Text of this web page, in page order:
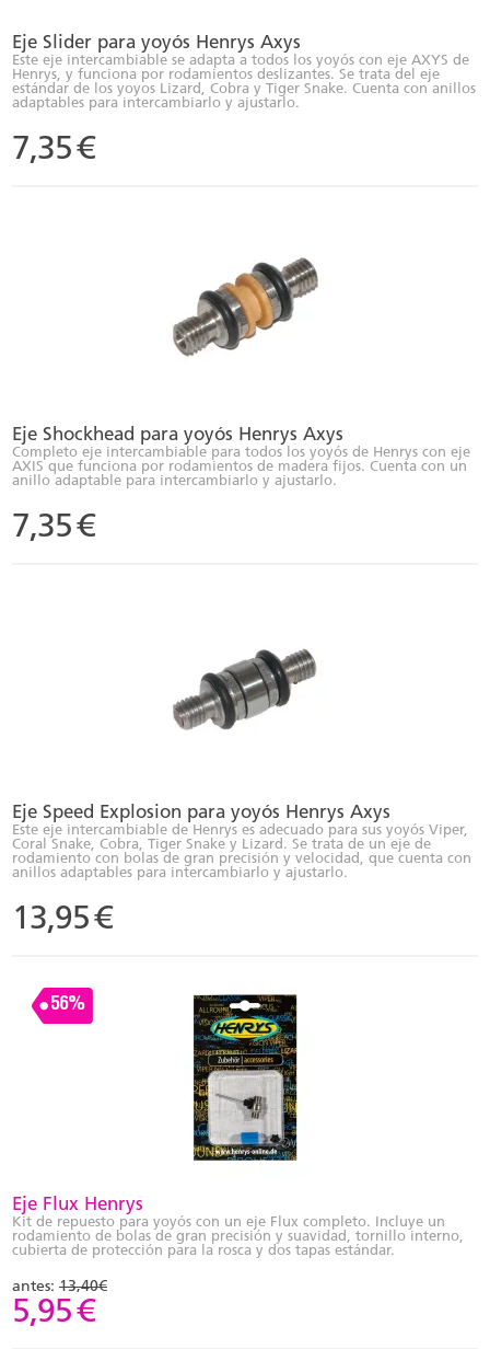
Eje Slider para yoyós Henrys Axys
Este eje intercambiable se adapta a todos los yoyós con eje AXYS de
Henrys, y funciona por rodamientos deslizantes. Se trata del eje
estándar de los yoyos Lizard, Cobra y Tiger Snake. Cuenta con anillos
adaptables para intercambiarlo y ajustarlo.
7,35€
Eje Shockhead para yoyós Henrys Axys
Completo eje intercambiable para todos los yoyós de Henrys con eje
AXIS que funciona por rodamientos de madera fijos. Cuenta con un
anillo adaptable para intercambiarlo y ajustarlo.
7,35€
Eje Speed Explosion para yoyós Henrys Axys
Este eje intercambiable de Henrys es adecuado para sus yoyós Viper,
Coral Snake, Cobra, Tiger Snake y Lizard. Se trata de un eje de
rodamiento con bolas de gran precisión y velocidad, que cuenta con
anillos adaptables para intercambiarlo y ajustarlo.
13,95€
56%
Eje Flux Henrys
Kit de repuesto para yoyós con un eje Flux completo. Incluye un
rodamiento de bolas de gran precisión y suavidad, tornillo interno,
cubierta de protección para la rosca y dos tapas estándar.
antes: 13,40€
5,95€